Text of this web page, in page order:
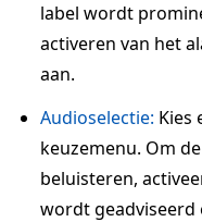
label wordt
activeren van het
aan.
Audioselectie: Kies
keuzemenu. Om
beluisteren,
wordt